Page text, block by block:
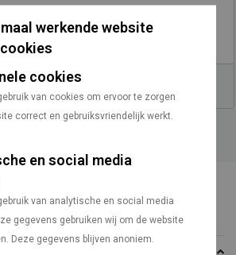
werkende website
cookies
van cookies om ervoor te zorgen
correct en gebruiksvriendelijk werkt.
en social media
van analytische en social media
gegevens gebruiken wij om de website
Deze gegevens blijven anoniem.
Maine et Loire
Vanaf Utrecht
729 km